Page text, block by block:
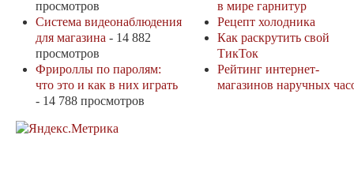
просмотров
Система видеонаблюдения
для магазина - 14 882
просмотров
Фрироллы по паролям:
что это и как в них играть
- 14 788 просмотров
в мире гарнитур
Рецепт холодника
Как раскрутить свой
ТикТок
Рейтинг интернет-
магазинов наручных